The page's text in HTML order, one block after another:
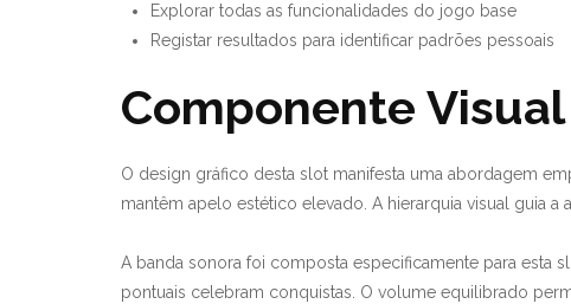
Explorar todas as funcionalidades do jogo base
Registar resultados para identificar padrões pessoais
Componente
O design gráfico desta slot manifesta uma abordagem
mantêm apelo estético elevado. A hierarquia visual guia
A banda sonora foi composta especificamente para esta
pontuais celebram conquistas. O volume equilibrado